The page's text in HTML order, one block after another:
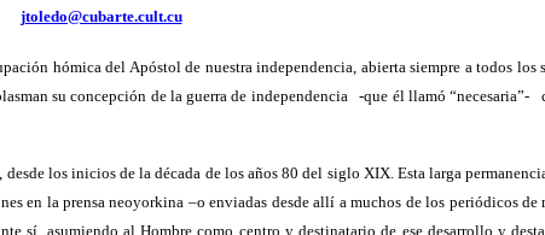
jtoledo@cubarte.cult.cu
hómica del Apóstol de nuestra independencia, abierta siempre a todos los
su concepción de la guerra de independencia -que él llamó “necesaria”-
los inicios de la década de los años 80 del siglo XIX. Esta larga
en la prensa neoyorkina –o enviadas desde allí a muchos de los periódicos
sí, asumiendo al Hombre como centro y destinatario de ese desarrollo y